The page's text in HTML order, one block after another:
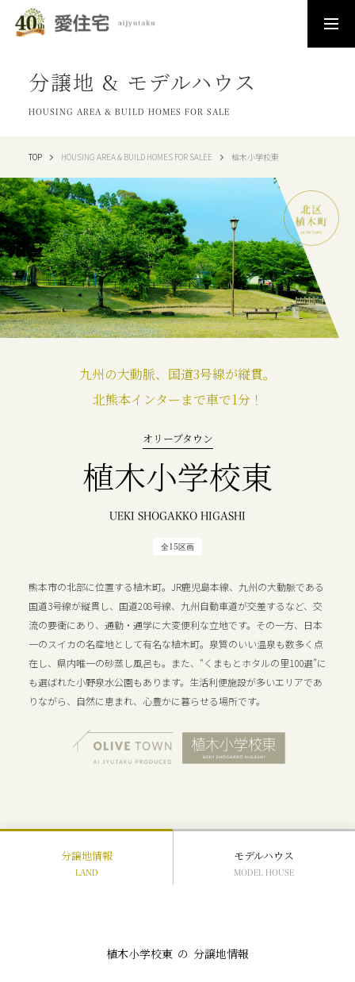
分譲地 & モデルハウス
HOUSING AREA & BUILD HOMES FOR SALE
TOP HOUSING AREA & BUILD HOMES FOR SALEE 植木小学校東
九州の大動脈、国道3号線が縦貫。
北熊本インターまで車で1分！
オリーブタウン
植木小学校東
UEKI SHOGAKKO HIGASHI
全15区画
熊本市の北部に位置する植木町。JR鹿児島本線、九州の大動脈である
国道3号線が縦貫し、国道208号線、九州自動車道が交差するなど、交
流の要衝にあり、通勤・通学に大変便利な立地です。その一方、日本
一のスイカの名産地として有名な植木町。泉質のいい温泉も数多く点
在し、県内唯一の砂蒸し風呂も。また、“くまもとホタルの里100選”に
も選ばれた小野泉水公園もあります。生活利便施設が多いエリアであ
りながら、自然に恵まれ、心豊かに暮らせる場所です。
分譲地情報
LAND
モデルハウス
MODEL HOUSE
植木小学校東 の 分譲地情報